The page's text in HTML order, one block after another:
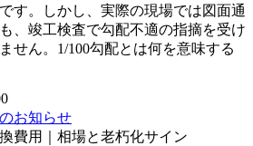
す。しかし、実際の現場では図面通
、竣工検査で勾配不適の指摘を受け
せん。1/100勾配とは何を意味する
お知らせ